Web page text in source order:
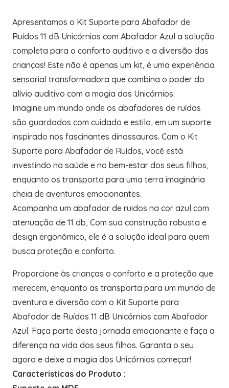
Apresentamos o Kit Suporte para Abafador de
Ruídos 11 dB Unicórnios com Abafador Azul a solução
completa para o conforto auditivo e a diversão das
crianças! Este não é apenas um kit, é uma experiência
sensorial transformadora que combina o poder do
alívio auditivo com a magia dos Unicórnios.
Imagine um mundo onde os abafadores de ruídos
são guardados com cuidado e estilo, em um suporte
inspirado nos fascinantes dinossauros. Com o Kit
Suporte para Abafador de Ruídos, você está
investindo na saúde e no bem-estar dos seus filhos,
enquanto os transporta para uma terra imaginária
cheia de aventuras emocionantes.
Acompanha um abafador de ruidos na cor azul com
atenuação de 11 db, Com sua construção robusta e
design ergonômico, ele é a solução ideal para quem
busca proteção e conforto.
Proporcione às crianças o conforto e a proteção que
merecem, enquanto as transporta para um mundo de
aventura e diversão com o Kit Suporte para
Abafador de Ruídos 11 dB Unicórnios com Abafador
Azul. Faça parte desta jornada emocionante e faça a
diferença na vida dos seus filhos. Garanta o seu
agora e deixe a magia dos Unicórnios começar!
Caracteristicas do Produto :